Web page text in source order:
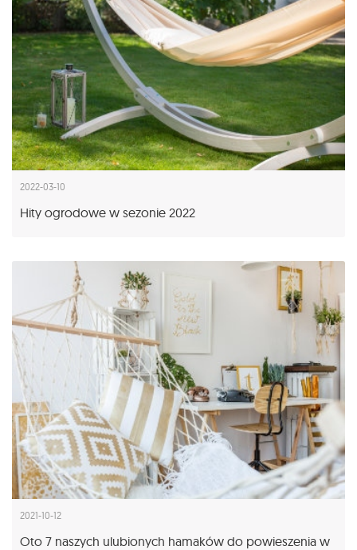
2022-03-10
Hity ogrodowe w sezonie 2022
2021-10-12
Oto 7 naszych ulubionych hamaków do powieszenia w